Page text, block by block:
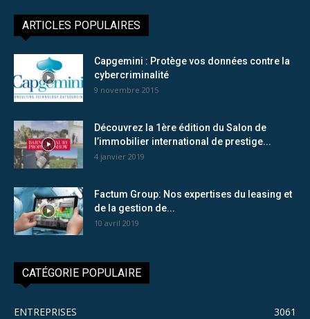
ARTICLES POPULAIRES
Capgemini : Protège vos données contre la
cybercriminalité
9 novembre 2015
Découvrez la 1ère édition du Salon de
l’immobilier international de prestige...
4 janvier 2019
Factum Group: Nos expertises du leasing et
de la gestion de...
10 avril 2019
CATÉGORIE POPULAIRE
ENTREPRISES
3061